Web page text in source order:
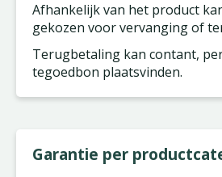
Afhankelijk van het product
gekozen voor vervanging of
Terugbetaling kan contant,
tegoedbon plaatsvinden.
Garantie per